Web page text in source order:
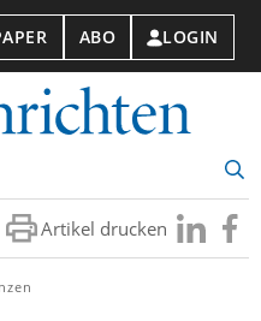
ABO LOGIN
Artikel drucken Besuchen
Sie
Sie